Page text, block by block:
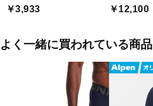
￥3,933 ￥12,100
よく一緒に買われている商品